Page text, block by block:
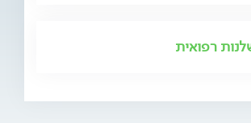
רפואית